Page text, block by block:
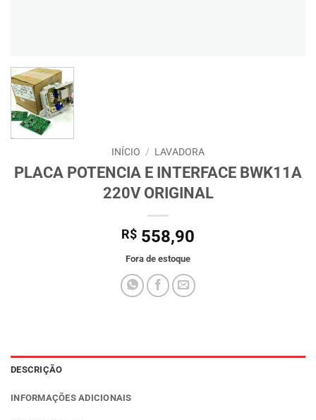
INÍCIO / LAVADORA
PLACA POTENCIA E INTERFACE BWK11A
220V ORIGINAL
R$ 558,90
Fora de estoque
DESCRIÇÃO
INFORMAÇÕES ADICIONAIS